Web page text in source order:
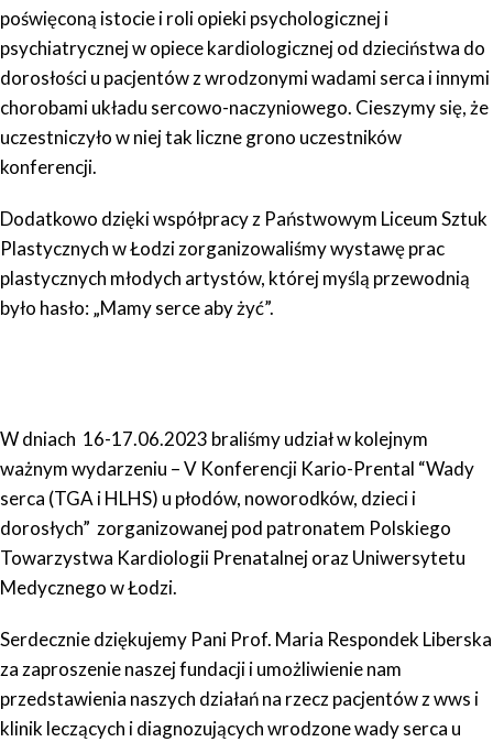
poświęconą istocie i roli opieki psychologicznej i
psychiatrycznej w opiece kardiologicznej od dzieciństwa do
dorosłości u pacjentów z wrodzonymi wadami serca i innymi
chorobami układu sercowo-naczyniowego. Cieszymy się, że
uczestniczyło w niej tak liczne grono uczestników
konferencji.
Dodatkowo dzięki współpracy z Państwowym Liceum Sztuk
Plastycznych w Łodzi zorganizowaliśmy wystawę prac
plastycznych młodych artystów, której myślą przewodnią
było hasło: „Mamy serce aby żyć”.
W dniach 16-17.06.2023 braliśmy udział w kolejnym
ważnym wydarzeniu – V Konferencji Kario-Prental “Wady
serca (TGA i HLHS) u płodów, noworodków, dzieci i
dorosłych” zorganizowanej pod patronatem Polskiego
Towarzystwa Kardiologii Prenatalnej oraz Uniwersytetu
Medycznego w Łodzi.
Serdecznie dziękujemy Pani Prof. Maria Respondek Liberska
za zaproszenie naszej fundacji i umożliwienie nam
przedstawienia naszych działań na rzecz pacjentów z wws i
klinik leczących i diagnozujących wrodzone wady serca u